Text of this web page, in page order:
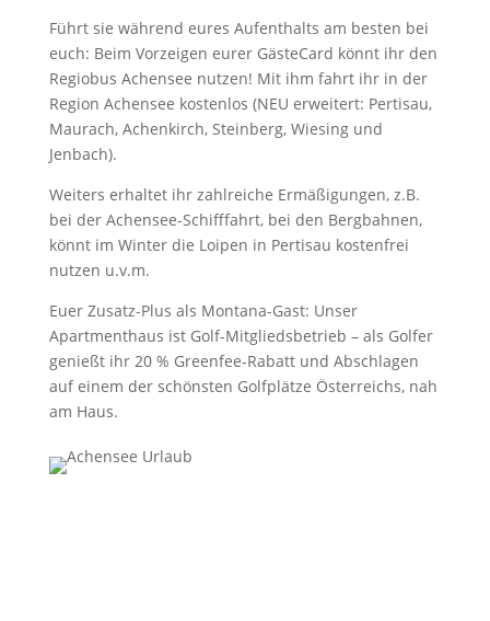
Führt sie während eures Aufenthalts am besten bei
euch: Beim Vorzeigen eurer GästeCard könnt ihr den
Regiobus Achensee nutzen! Mit ihm fahrt ihr in der
Region Achensee kostenlos (NEU erweitert: Pertisau,
Maurach, Achenkirch, Steinberg, Wiesing und
Jenbach).
Weiters erhaltet ihr zahlreiche Ermäßigungen, z.B.
bei der Achensee-Schifffahrt, bei den Bergbahnen,
könnt im Winter die Loipen in Pertisau kostenfrei
nutzen u.v.m.
Euer Zusatz-Plus als Montana-Gast: Unser
Apartmenthaus ist Golf-Mitgliedsbetrieb – als Golfer
genießt ihr 20 % Greenfee-Rabatt und Abschlagen
auf einem der schönsten Golfplätze Österreichs, nah
am Haus.